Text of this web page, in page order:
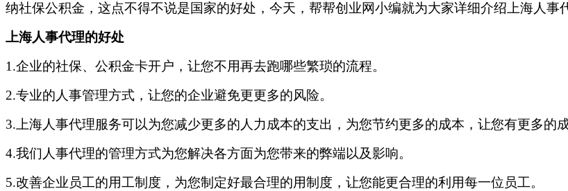
纳社保公积金，这点不得不说是国家的好处，今天，帮帮创业网小编就为大家详细介绍上海人事
上海人事代理的好处
1.企业的社保、公积金卡开户，让您不用再去跑哪些繁琐的流程。
2.专业的人事管理方式，让您的企业避免更更多的风险。
3.上海人事代理服务可以为您减少更多的人力成本的支出，为您节约更多的成本，让您有更多的
4.我们人事代理的管理方式为您解决各方面为您带来的弊端以及影响。
5.改善企业员工的用工制度，为您制定好最合理的用制度，让您能更合理的利用每一位员工。